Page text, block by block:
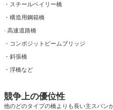
・スチールベイリー橋
・構造用鋼箱橋
· 高速道路橋
・コンポジットビームブリッジ
・斜張橋
・浮橋など
競争上の優位性
他のどのタイプの橋よりも長い主スパン